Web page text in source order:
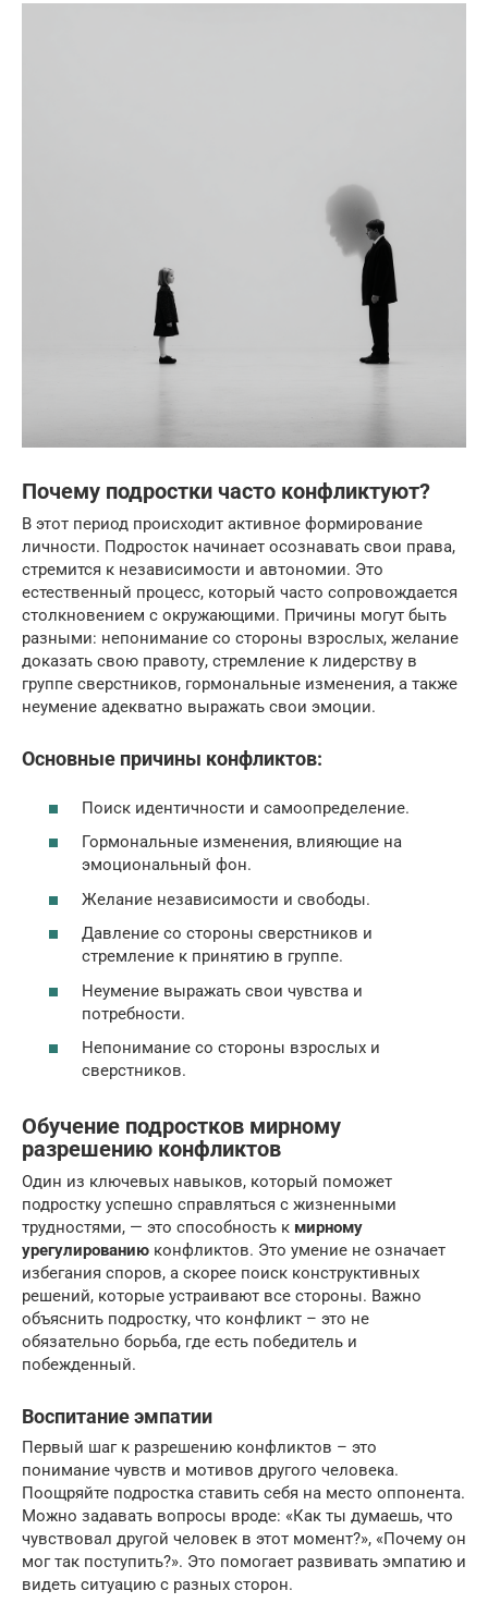
Почему подростки часто конфликтуют?
В этот период происходит активное формирование
личности. Подросток начинает осознавать свои права,
стремится к независимости и автономии. Это
естественный процесс, который часто сопровождается
столкновением с окружающими. Причины могут быть
разными: непонимание со стороны взрослых, желание
доказать свою правоту, стремление к лидерству в
группе сверстников, гормональные изменения, а также
неумение адекватно выражать свои эмоции.
Основные причины конфликтов:
Поиск идентичности и самоопределение.
Гормональные изменения, влияющие на
эмоциональный фон.
Желание независимости и свободы.
Давление со стороны сверстников и
стремление к принятию в группе.
Неумение выражать свои чувства и
потребности.
Непонимание со стороны взрослых и
сверстников.
Обучение подростков мирному
разрешению конфликтов
Один из ключевых навыков, который поможет
подростку успешно справляться с жизненными
трудностями, — это способность к мирному
урегулированию конфликтов. Это умение не означает
избегания споров, а скорее поиск конструктивных
решений, которые устраивают все стороны. Важно
объяснить подростку, что конфликт – это не
обязательно борьба, где есть победитель и
побежденный.
Воспитание эмпатии
Первый шаг к разрешению конфликтов – это
понимание чувств и мотивов другого человека.
Поощряйте подростка ставить себя на место оппонента.
Можно задавать вопросы вроде: «Как ты думаешь, что
чувствовал другой человек в этот момент?», «Почему он
мог так поступить?». Это помогает развивать эмпатию и
видеть ситуацию с разных сторон.